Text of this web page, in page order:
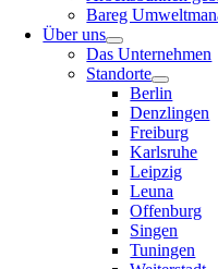
Bareg
Über uns
Das Unternehmen
Standorte
Berlin
Denzlingen
Freiburg
Karlsruhe
Leipzig
Leuna
Offenburg
Singen
Tuningen